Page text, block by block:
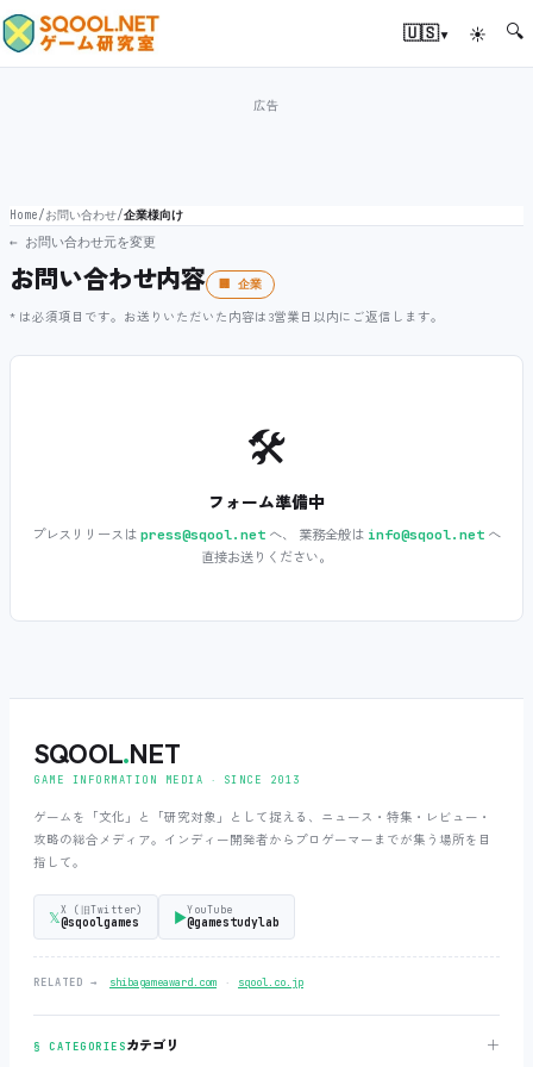
🇺🇸▾ ☀ 🔍
Home/お問い合わせ/企業様向け
← お問い合わせ元を変更
お問い合わせ内容 🏢 企業
* は必須項目です。お送りいただいた内容は3営業日以内にご返信します。
🛠️
フォーム準備中
プレスリリースは press@sqool.net へ、 業務全般は info@sqool.net へ
直接お送りください。
SQOOL.NET
GAME INFORMATION MEDIA ‧ SINCE 2013
ゲームを「文化」と「研究対象」として捉える、ニュース・特集・レビュー・
攻略の総合メディア。インディー開発者からプロゲーマーまでが集う場所を目
指して。
𝕏X (旧Twitter)
@sqoolgames ▶YouTube
@gamestudylab
RELATED → shibagameaward.com ‧ sqool.co.jp
§ CATEGORIESカテゴリ ＋